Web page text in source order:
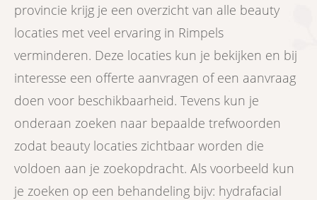
provincie krijg je een overzicht van alle beauty
locaties met veel ervaring in Rimpels
verminderen. Deze locaties kun je bekijken en bij
interesse een offerte aanvragen of een aanvraag
doen voor beschikbaarheid. Tevens kun je
onderaan zoeken naar bepaalde trefwoorden
zodat beauty locaties zichtbaar worden die
voldoen aan je zoekopdracht. Als voorbeeld kun
je zoeken op een behandeling bijv: hydrafacial